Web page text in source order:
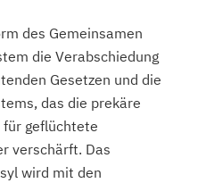
des Gemeinsamen
die Verabschiedung
Gesetzen und die
das die prekäre
geflüchtete
verschärft. Das
wird mit den